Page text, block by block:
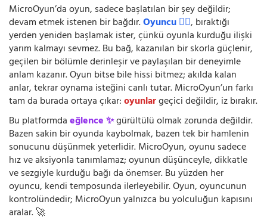
MicroOyun’da oyun, sadece başlatılan bir şey değildir;
devam etmek istenen bir bağdır.Oyuncu 🧍‍♂️, bıraktığı
yerden yeniden başlamak ister, çünkü oyunla kurduğu ilişki
yarım kalmayı sevmez. Bu bağ, kazanılan bir skorla güçlenir,
geçilen bir bölümle derinleşir ve paylaşılan bir deneyimle
anlam kazanır. Oyun bitse bile hissi bitmez; akılda kalan
anlar, tekrar oynama isteğini canlı tutar. MicroOyun’un farkı
tam da burada ortaya çıkar:oyunlargeçici değildir, iz bırakır.
Bu platformdaeğlence ✨gürültülü olmak zorunda değildir.
Bazen sakin bir oyunda kaybolmak, bazen tek bir hamlenin
sonucunu düşünmek yeterlidir. MicroOyun, oyunu sadece
hız ve aksiyonla tanımlamaz; oyunun düşünceyle, dikkatle
ve sezgiyle kurduğu bağı da önemser. Bu yüzden her
oyuncu, kendi temposunda ilerleyebilir. Oyun, oyuncunun
kontrolündedir; MicroOyun yalnızca bu yolculuğun kapısını
aralar. 🚀